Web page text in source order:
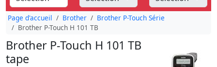
Page d'accueil Brother
Brother P-Touch Série
Brother P-Touch H 101 TB
Brother P-Touch H 101 TB
tape